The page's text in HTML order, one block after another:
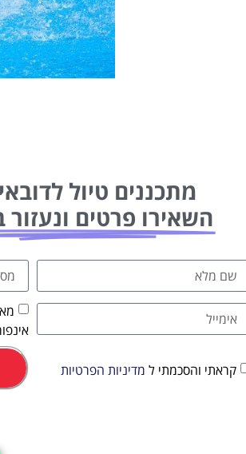
מתכננים טיול
השאירו פרטים ונעזור
קראתי והסכמתי ל מדיניות הפרטיות